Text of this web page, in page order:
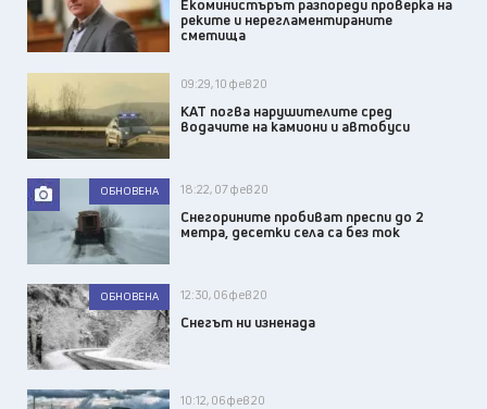
Екоминистърът разпореди проверка на
реките и нерегламентираните
сметища
09:29, 10 фев 20
КАТ погва нарушителите сред
водачите на камиони и автобуси
ОБНОВЕНА 18:22, 07 фев 20
Снегорините пробиват преспи до 2
метра, десетки села са без ток
ОБНОВЕНА 12:30, 06 фев 20
Снегът ни изненада
10:12, 06 фев 20